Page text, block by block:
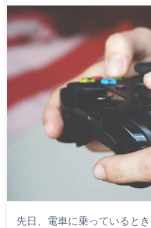
先日、電車に乗っていると